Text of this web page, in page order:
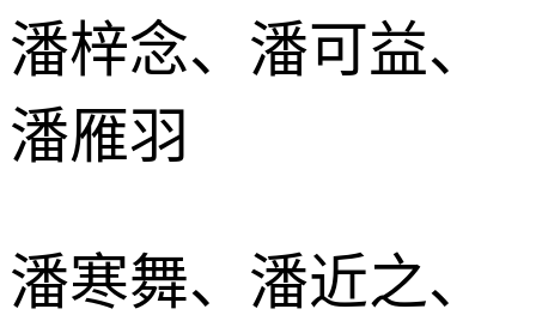
潘梓念、潘可益、
潘雁羽
潘寒舞、潘近之、